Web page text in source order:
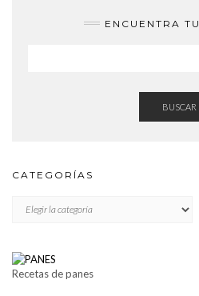
ENCUENTRA
BUSCAR
CATEGORÍAS
Recetas de panes